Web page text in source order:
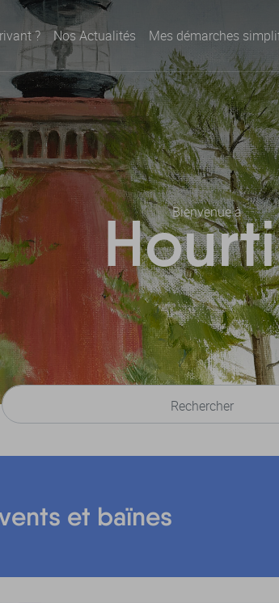
? Nos Actualités Mes démarches
Bienvenue à
et baïnes